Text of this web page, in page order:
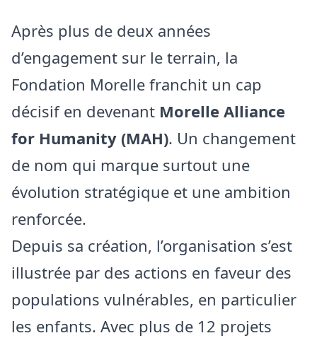
Après plus de deux années
d’engagement sur le terrain, la
Fondation Morelle franchit un cap
décisif en devenant Morelle Alliance
for Humanity (MAH). Un changement
de nom qui marque surtout une
évolution stratégique et une ambition
renforcée.
Depuis sa création, l’organisation s’est
illustrée par des actions en faveur des
populations vulnérables, en particulier
les enfants. Avec plus de 12 projets